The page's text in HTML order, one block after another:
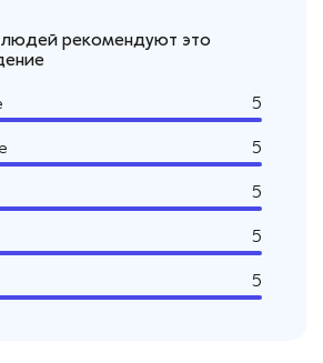
рекомендуют это
5
5
5
5
5